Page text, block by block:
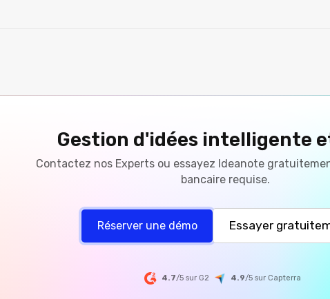
Gestion d'idées intelligente
Contactez nos Experts ou essayez Ideanote
bancaire requise.
Réserver une démo Essayer
4.7/5 sur G2 4.9/5sur Capterra